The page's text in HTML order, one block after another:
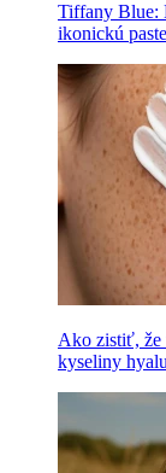
Tiffany Blue:
ikonickú
Ako zistiť, že
kyseliny